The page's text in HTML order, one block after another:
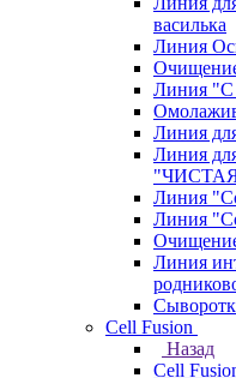
василька
Линия
Линия "С
Линия
Линия
Линия
Линия
Линия
Cell Fusion
Назад
Cell